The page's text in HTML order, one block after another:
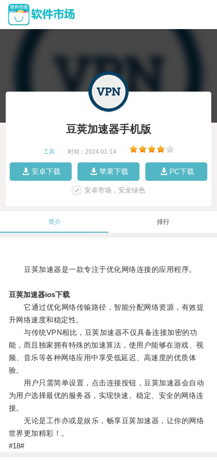
豆荚加速器手机版
工具 时间：2024-01-14
安卓下载 苹果下载 PC下载
安卓市场，安全绿色
简介 排行
豆荚加速器是一款专注于优化网络连接的应用程序。
豆荚加速器ios下载
它通过优化网络传输路径，智能分配网络资源，有效提
升网络速度和稳定性。
与传统VPN相比，豆荚加速器不仅具备连接加密的功
能，而且独家拥有特殊的加速算法，使用户能够在游戏、视
频、音乐等各种网络应用中享受低延迟、高速度的优质体
验。
用户只需简单设置，点击连接按钮，豆荚加速器会自动
为用户选择最优的服务器，实现快速、稳定、安全的网络连
接。
无论是工作亦或是娱乐，畅享豆荚加速器，让你的网络
世界更加精彩！。
#18#